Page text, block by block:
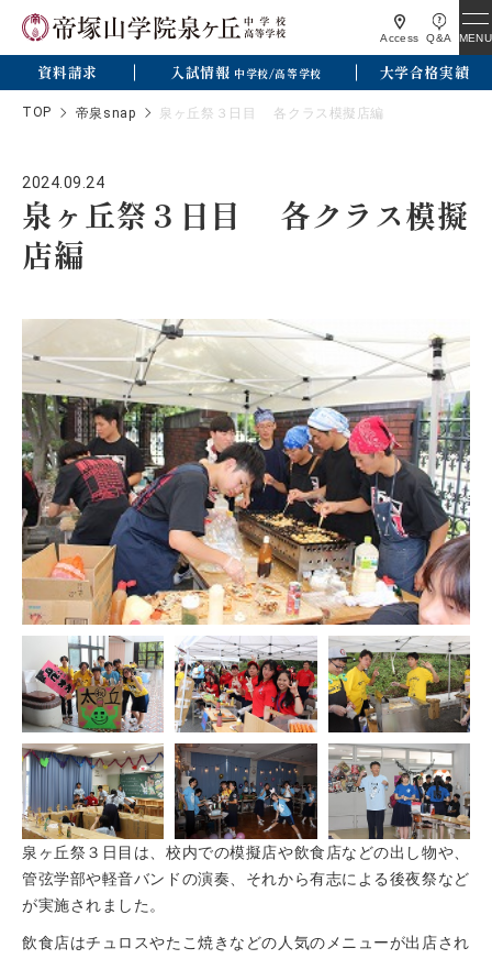
Access Q&A MENU
資料請求 入試情報 中学校/高等学校 大学合格実績
TOP 帝泉snap 泉ヶ丘祭３日目 各クラス模擬店編
2024.09.24
泉ヶ丘祭３日目 各クラス模擬
店編
泉ヶ丘祭３日目は、校内での模擬店や飲食店などの出し物や、
管弦学部や軽音バンドの演奏、それから有志による後夜祭など
が実施されました。
飲食店はチュロスやたこ焼きなどの人気のメニューが出店され